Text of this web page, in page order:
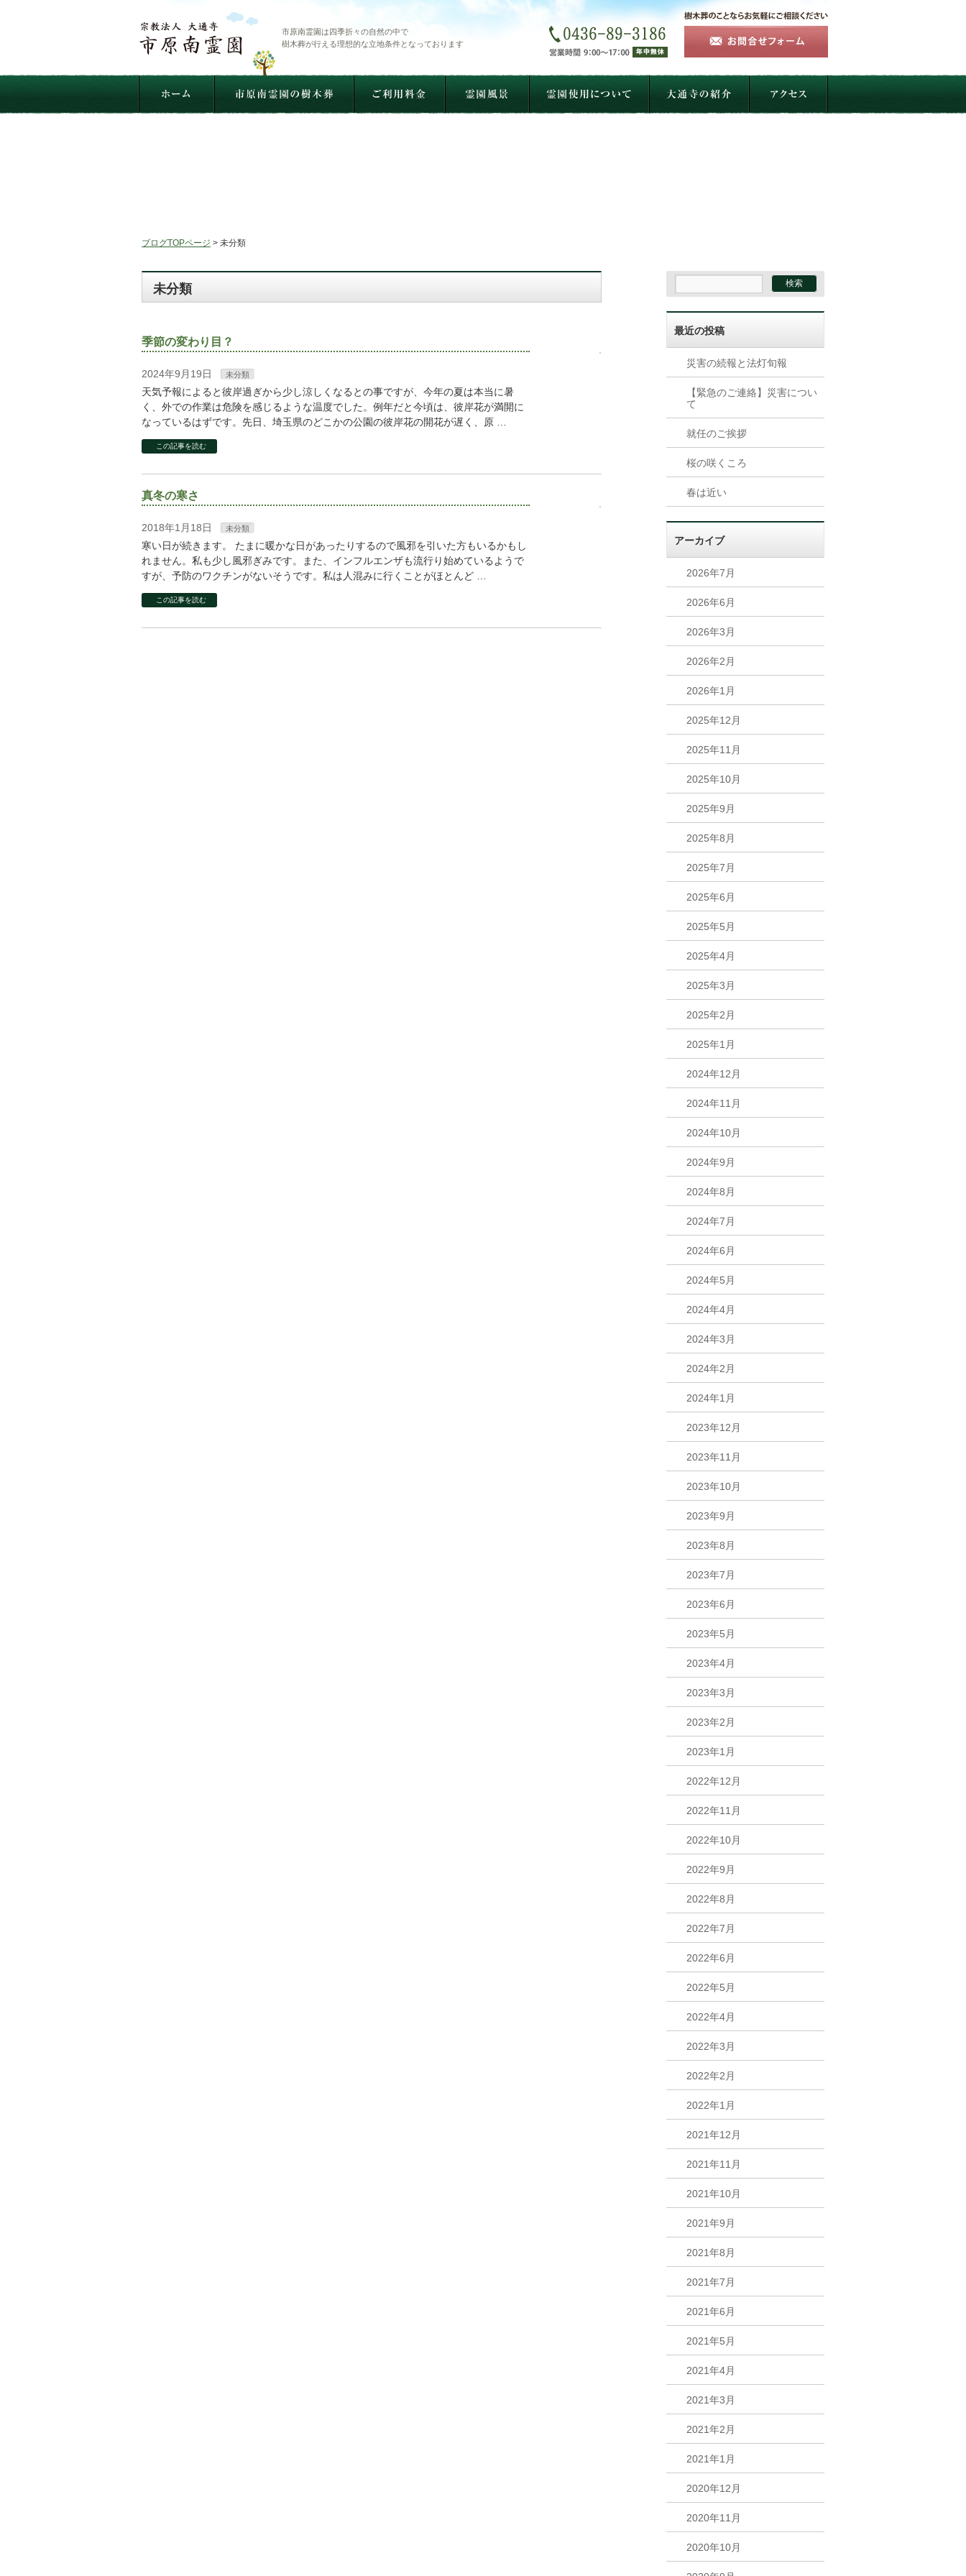
市原南霊園は四季折々の自然の中で
樹木葬が行える理想的な立地条件となっております
ブログTOPページ > 未分類
未分類
季節の変わり目？
2024年9月19日 未分類
天気予報によると彼岸過ぎから少し涼しくなるとの事ですが、今年の夏は本当に暑
く、外での作業は危険を感じるような温度でした。例年だと今頃は、彼岸花が満開に
なっているはずです。先日、埼玉県のどこかの公園の彼岸花の開花が遅く、原 …
この記事を読む
真冬の寒さ
2018年1月18日 未分類
寒い日が続きます。 たまに暖かな日があったりするので風邪を引いた方もいるかもし
れません。私も少し風邪ぎみです。また、インフルエンザも流行り始めているようで
すが、予防のワクチンがないそうです。私は人混みに行くことがほとんど …
この記事を読む
最近の投稿
災害の続報と法灯旬報
【緊急のご連絡】災害につい
て
就任のご挨拶
桜の咲くころ
春は近い
アーカイブ
2026年7月
2026年6月
2026年3月
2026年2月
2026年1月
2025年12月
2025年11月
2025年10月
2025年9月
2025年8月
2025年7月
2025年6月
2025年5月
2025年4月
2025年3月
2025年2月
2025年1月
2024年12月
2024年11月
2024年10月
2024年9月
2024年8月
2024年7月
2024年6月
2024年5月
2024年4月
2024年3月
2024年2月
2024年1月
2023年12月
2023年11月
2023年10月
2023年9月
2023年8月
2023年7月
2023年6月
2023年5月
2023年4月
2023年3月
2023年2月
2023年1月
2022年12月
2022年11月
2022年10月
2022年9月
2022年8月
2022年7月
2022年6月
2022年5月
2022年4月
2022年3月
2022年2月
2022年1月
2021年12月
2021年11月
2021年10月
2021年9月
2021年8月
2021年7月
2021年6月
2021年5月
2021年4月
2021年3月
2021年2月
2021年1月
2020年12月
2020年11月
2020年10月